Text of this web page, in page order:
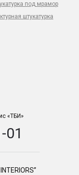
под мрамор
штукатурка
«ТБИ»
01